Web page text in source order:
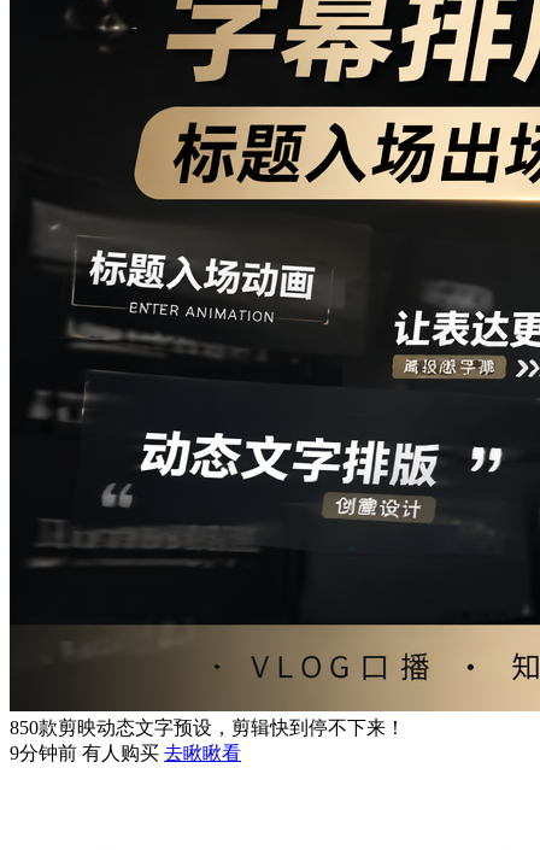
850款剪映动态文字预设，剪辑快到停不下来！
9分钟前 有人购买 去瞅瞅看